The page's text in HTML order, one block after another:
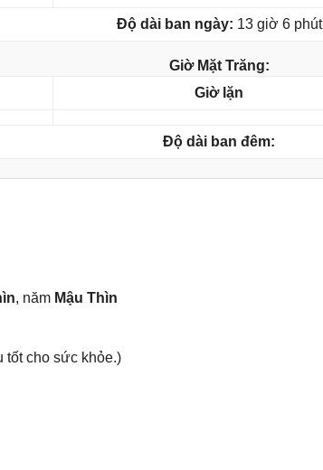
Độ dài ban ngày: 13 giờ 6 phút
Giờ Mặt Trăng:
Giờ lặn
Độ dài ban đêm:
, năm Mậu Thìn
tốt cho ѕức khỏe.)